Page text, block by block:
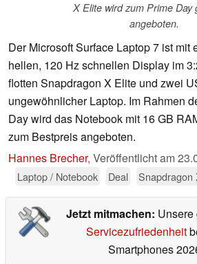
X Elite wird zum Prime Day
angeboten.
Der Microsoft Surface Laptop 7 ist mit
hellen, 120 Hz schnellen Display im
flotten Snapdragon X Elite und zwei
ungewöhnlicher Laptop. Im Rahmen
Day wird das Notebook mit 16 GB
zum Bestpreis angeboten.
Hannes Brecher, Veröffentlicht am
Laptop / Notebook Deal Snapdragon
Jetzt mitmachen:
Servicezufriedenheit
Smartphones